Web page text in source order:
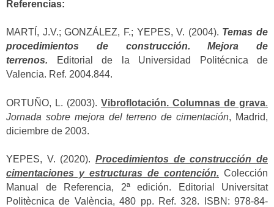
Referencias:
MARTÍ, J.V.; GONZÁLEZ, F.; YEPES, V. (2004). Temas de
procedimientos de construcción. Mejora de
terrenos.
Editorial de la Universidad Politécnica de
Valencia. Ref. 2004.844.
ORTUÑO, L. (2003). Vibroflotación. Columnas de grava.
Jornada sobre mejora del terreno de cimentación, Madrid,
diciembre de 2003.
YEPES, V. (2020). Procedimientos de construcción de
cimentaciones y estructuras de contención. Colección
Manual de Referencia, 2ª edición. Editorial Universitat
Politècnica de València, 480 pp. Ref. 328. ISBN: 978-84-